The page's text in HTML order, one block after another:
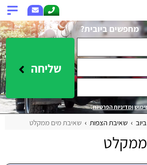
מחפשים ביובית?
שליחה
ומדיניות הפרטיות.
שאיבת הצפות שאיבת מים ממקלט